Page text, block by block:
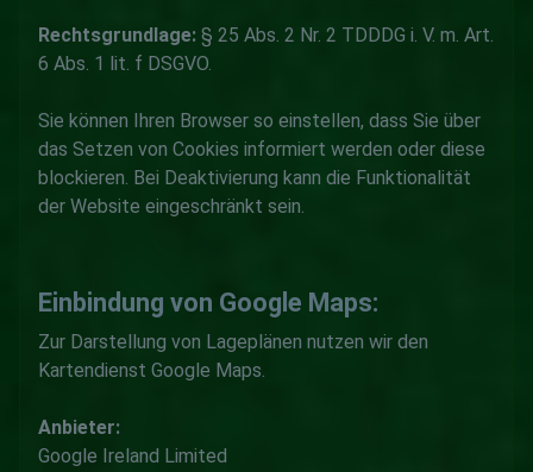
Rechtsgrundlage: § 25 Abs. 2 Nr. 2 TDDDG i. V. m. Art.
6 Abs. 1 lit. f DSGVO.
Sie können Ihren Browser so einstellen, dass Sie über
das Setzen von Cookies informiert werden oder diese
blockieren. Bei Deaktivierung kann die Funktionalität
der Website eingeschränkt sein.
Einbindung von Google Maps:
Zur Darstellung von Lageplänen nutzen wir den
Kartendienst Google Maps.
Anbieter:
Google Ireland Limited